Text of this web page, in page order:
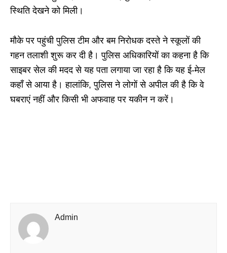
स्थिति देखने को मिली।
मौके पर पहुंची पुलिस टीम और बम निरोधक दस्ते ने स्कूलों की
गहन तलाशी शुरू कर दी है। पुलिस अधिकारियों का कहना है कि
साइबर सेल की मदद से यह पता लगाया जा रहा है कि यह ई-मेल
कहाँ से आया है। हालांकि, पुलिस ने लोगों से अपील की है कि वे
घबराएं नहीं और किसी भी अफवाह पर यकीन न करें।
Admin